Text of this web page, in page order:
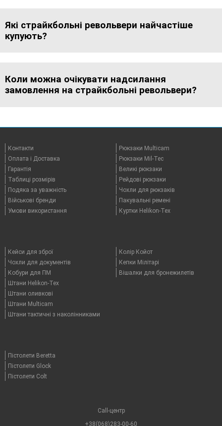
Які страйкбольні револьвери найчастіше
купують?
Коли можна очікувати надсилання
замовлення на страйкбольні револьвери?
Контакти
Оплата i Доставка
Гарантія
Таблицi розмірів
Подяка за уважність
Військові бренди
Умови використання
Рюкзаки Multicam
Рюкзаки Mil-Tec
Великі рюкзаки
Рейдові рюкзаки
Чохли для рюкзаків
Пакувальні ремені
Куртки Helikon-Tex
Кейси для зброї
Чохли для документів
Кобури для ПМ
Штани Helikon-Tex
Штани оливкові
Штани Multicam
Штани тактичні з наколінниками
Колір Койот
Кепки Мілітарі
Вішалки для бронежилетів
Пістолети Beretta
Пістолети Glock
Пістолети Colt
Call-центр
+38(068)283-00-60